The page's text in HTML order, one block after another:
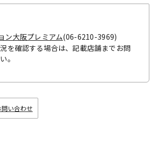
ン大阪プレミアム(06-6210-3969)
を確認する場合は、記載店舗までお問
。
い合わせ